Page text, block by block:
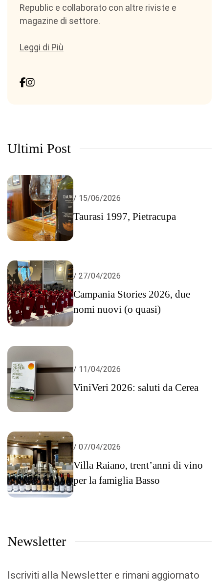
Republic e collaborato con altre riviste e
magazine di settore.
Leggi di Più
Ultimi Post
/ 15/06/2026
Taurasi 1997, Pietracupa
/ 27/04/2026
Campania Stories 2026, due
nomi nuovi (o quasi)
/ 11/04/2026
ViniVeri 2026: saluti da Cerea
/ 07/04/2026
Villa Raiano, trent’anni di vino
per la famiglia Basso
Newsletter
Iscriviti alla Newsletter e rimani aggiornato